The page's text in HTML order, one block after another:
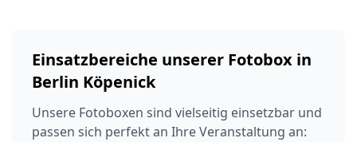
Einsatzbereiche unserer Fotobox in
Berlin Köpenick
Unsere Fotoboxen sind vielseitig einsetzbar und
passen sich perfekt an Ihre Veranstaltung an: